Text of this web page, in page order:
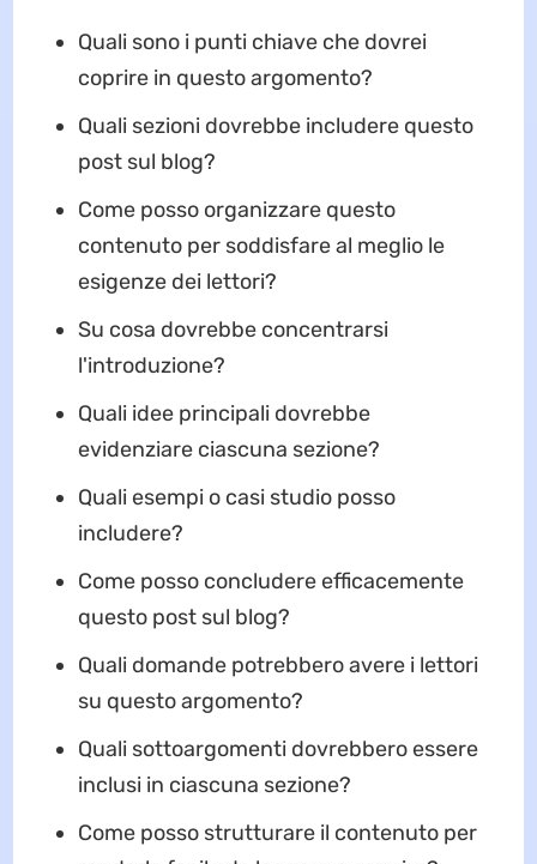
Quali sono i punti chiave che dovrei
coprire in questo argomento?
Quali sezioni dovrebbe includere questo
post sul blog?
Come posso organizzare questo
contenuto per soddisfare al meglio le
esigenze dei lettori?
Su cosa dovrebbe concentrarsi
l'introduzione?
Quali idee principali dovrebbe
evidenziare ciascuna sezione?
Quali esempi o casi studio posso
includere?
Come posso concludere efficacemente
questo post sul blog?
Quali domande potrebbero avere i lettori
su questo argomento?
Quali sottoargomenti dovrebbero essere
inclusi in ciascuna sezione?
Come posso strutturare il contenuto per